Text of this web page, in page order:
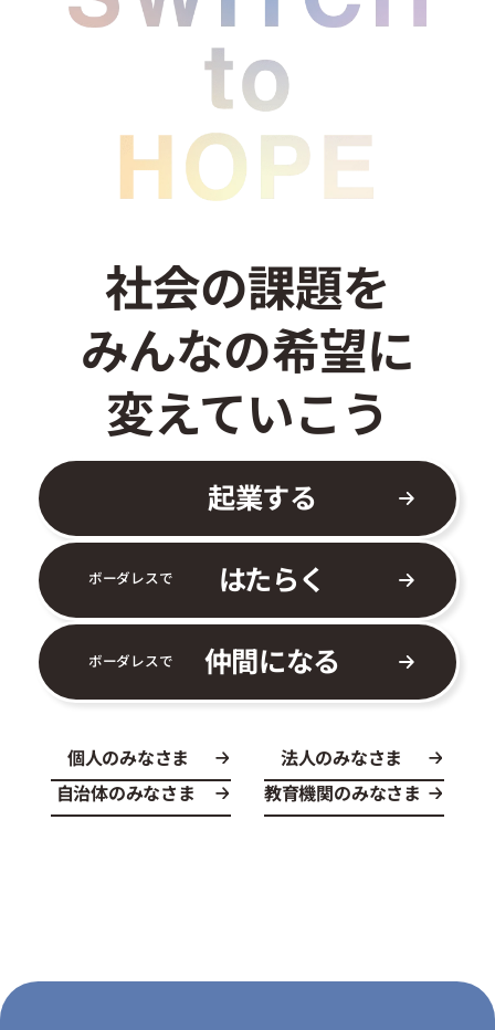
社会の課題を
みんなの希望に
変えていこう
起業する
ボーダレスで はたらく
ボーダレスで 仲間になる
個人のみなさま
法人のみなさま
自治体のみなさま
教育機関のみなさま